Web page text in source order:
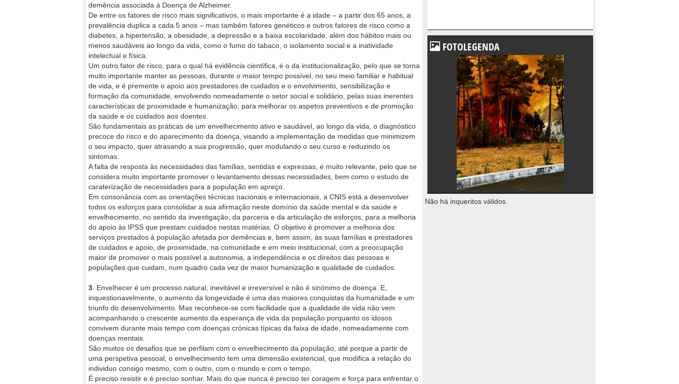
demência associada à Doença de Alzheimer.
De entre os fatores de risco mais significativos, o mais importante é a idade – a partir dos 65 anos, a
prevalência duplica a cada 5 anos – mas também fatores genéticos e outros fatores de risco como a
diabetes, a hipertensão, a obesidade, a depressão e a baixa escolaridade, além dos hábitos mais ou
menos saudáveis ao longo da vida, como o fumo do tabaco, o isolamento social e a inatividade
intelectual e física.
Um outro fator de risco, para o qual há evidência científica, é o da institucionalização, pelo que se torna
muito importante manter as pessoas, durante o maior tempo possível, no seu meio familiar e habitual
de vida, e é premente o apoio aos prestadores de cuidados e o envolvimento, sensibilização e
formação da comunidade, envolvendo nomeadamente o setor social e solidário, pelas suas inerentes
características de proximidade e humanização, para melhorar os aspetos preventivos e de promoção
da saúde e os cuidados aos doentes.
São fundamentais as práticas de um envelhecimento ativo e saudável, ao longo da vida, o diagnóstico
precoce do risco e do aparecimento da doença, visando a implementação de medidas que minimizem
o seu impacto, quer atrasando a sua progressão, quer modulando o seu curso e reduzindo os
sintomas.
A falta de resposta às necessidades das famílias, sentidas e expressas, é muito relevante, pelo que se
considera muito importante promover o levantamento dessas necessidades, bem como o estudo de
caraterização de necessidades para a população em apreço.
Em consonância com as orientações técnicas nacionais e internacionais, a CNIS está a desenvolver
todos os esforços para consolidar a sua afirmação neste domínio da saúde mental e da saúde e
envelhecimento, no sentido da investigação, da parceria e da articulação de esforços, para a melhoria
do apoio às IPSS que prestam cuidados nestas matérias. O objetivo é promover a melhoria dos
serviços prestados à população afetada por demências e, bem assim, às suas famílias e prestadores
de cuidados e apoio, de proximidade, na comunidade e em meio institucional, com a preocupação
maior de promover o mais possível a autonomia, a independência e os direitos das pessoas e
populações que cuidam, num quadro cada vez de maior humanização e qualidade de cuidados.
3. Envelhecer é um processo natural, inevitável e irreversível e não é sinónimo de doença. E,
inquestionavelmente, o aumento da longevidade é uma das maiores conquistas da humanidade e um
triunfo do desenvolvimento. Mas reconhece-se com facilidade que a qualidade de vida não vem
acompanhando o crescente aumento da esperança de vida da população porquanto os idosos
convivem durante mais tempo com doenças crónicas típicas da faixa de idade, nomeadamente com
doenças mentais.
São muitos os desafios que se perfilam com o envelhecimento da população, até porque a partir de
uma perspetiva pessoal, o envelhecimento tem uma dimensão existencial, que modifica a relação do
individuo consigo mesmo, com o outro, com o mundo e com o tempo.
É preciso resistir e é preciso sonhar. Mais do que nunca é preciso ter coragem e força para enfrentar o
FOTOLEGENDA
Não há inqueritos válidos.